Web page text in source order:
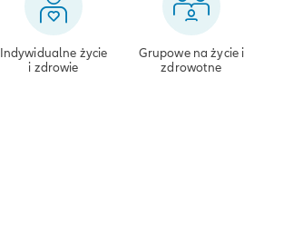
Indywidualne życie
i zdrowie
Grupowe na życie i
zdrowotne